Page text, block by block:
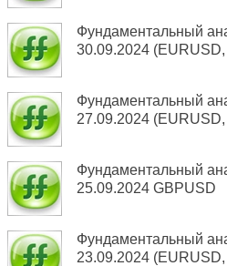
Фундаментальный
30.09.2024
Фундаментальный
27.09.2024
Фундаментальный
25.09.2024 GBPUSD
Фундаментальный
23.09.2024